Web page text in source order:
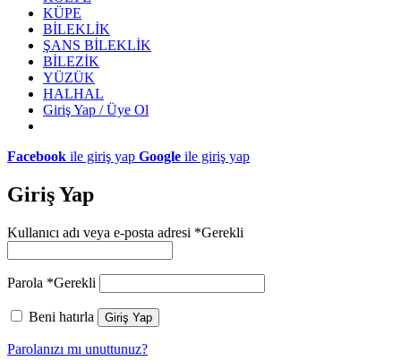
KÜPE
BİLEKLİK
ŞANS BİLEKLİK
BİLEZİK
YÜZÜK
HALHAL
Giriş Yap / Üye Ol
Facebook ile giriş yap Google ile giriş yap
Giriş Yap
Kullanıcı adı veya e-posta adresi *Gerekli
Parola *Gerekli
Beni hatırla Giriş Yap
Parolanızı mı unuttunuz?